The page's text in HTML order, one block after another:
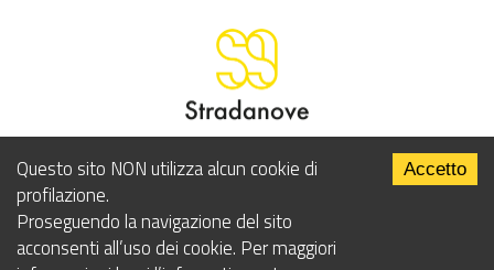
Il portale web dell'Assessorato alle Politiche Giovanili
del Comune di Modena
Questo sito NON utilizza alcun cookie di
profilazione.
Proseguendo la navigazione del sito
acconsenti all’uso dei cookie. Per maggiori
Accetto